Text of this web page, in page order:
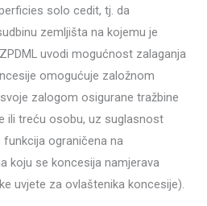
solo cedit, tj. da
zemljišta na kojemu je
uvodi mogućnost zalaganja
omogućuje založnom
zalogom osigurane tražbine
ili treću osobu, uz suglasnost
ograničena na
koju se koncesija namjerava
uvjete za ovlaštenika koncesije).